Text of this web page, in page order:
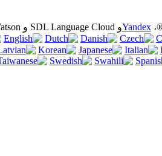
Yandexو SDL Language Cloud و IBM Watson و Aperlريتيوم) :